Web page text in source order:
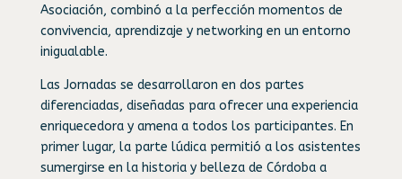
Asociación, combinó a la perfección momentos de
convivencia, aprendizaje y networking en un entorno
inigualable.
Las Jornadas se desarrollaron en dos partes
diferenciadas, diseñadas para ofrecer una experiencia
enriquecedora y amena a todos los participantes. En
primer lugar, la parte lúdica permitió a los asistentes
sumergirse en la historia y belleza de Córdoba a